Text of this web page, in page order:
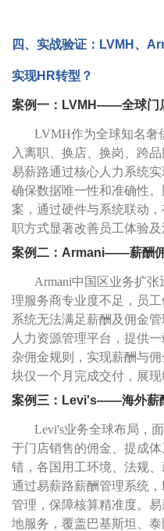
四、实战验证：LVMH、
实现HR转型？
案例一：LVMH——全球门
LVMH作为全球知名奢
入离职、换店、换岗、跨
易薪路通过核心人力系统
确保数据唯一性和准确性
案，通过硬件与系统联动
职方式显著改善员工体验及
案例二：Armani——薪酬
Armani中国区业务扩
理服务商专业度不足，员
系统无法满足薪酬及佣金
人力资源管理平台，提供
杂佣金规则，实现薪酬与
块仅一个月完成交付，展现
案例三：Levi's——海外薪
Levi's业务全球布局，
于门店销售的佣金、提成
错，各国用工环境、法规
通过易薪路薪酬管理系统
管理，保障核算精准度。
地服务，覆盖巴基斯坦、